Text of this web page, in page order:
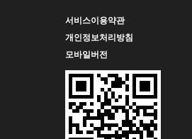
이져스트 오토
매틱 쥬빌레 브
Jubilee
Bracelet 904L
MD - 롤렉스 데
매틱 쥬빌레 브
레이슬릿 베스
트에디션
850,000원
Piguet Royal
Oak Offshore
26420 SS
43mm DDF 1:1
Best Edition -
2,320,000원
1,610,000원
[4401 MOVE]
Audemars
서비스이용약관
개인정보처리방침
모바일버전